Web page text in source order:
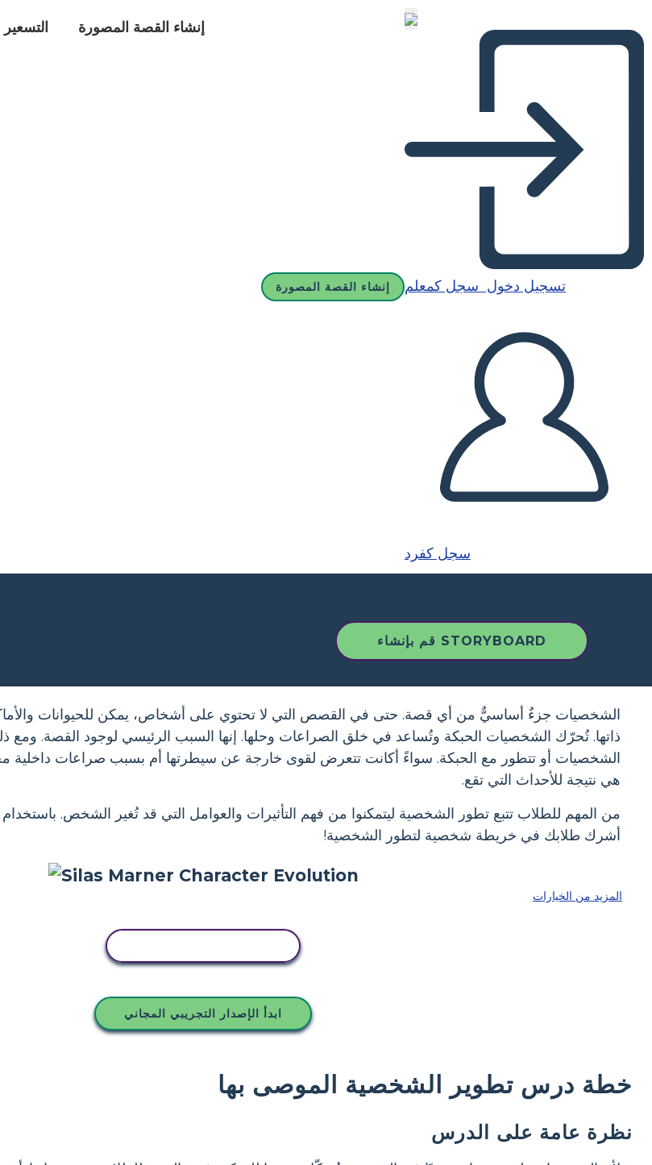
التسعير إنشاء القصة المصورة
إنشاء القصة المصورة تسجيل دخول سجل كمعلم
سجل كفرد
قم بإنشاء STORYBOARD
الشخصيات جزءٌ أساسيٌّ من أي قصة. حتى في القصص التي لا تحتوي على أشخاص، يمكن للحيوانات
ذاتها. تُحرّك الشخصيات الحبكة وتُساعد في خلق الصراعات وحلها. إنها السبب الرئيسي لوجود القصة. ومع ذلك،
الشخصيات أو تتطور مع الحبكة. سواءً أكانت تتعرض لقوى خارجة عن سيطرتها أم بسبب صراعات داخلية
هي نتيجة للأحداث التي تقع.
من المهم للطلاب تتبع تطور الشخصية ليتمكنوا من فهم التأثيرات والعوامل التي قد تُغير الشخص.
أشرك طلابك في خريطة شخصية لتطور الشخصية!
المزيد من الخيارات
ابدأ الإصدار التجريبي المجاني
خطة درس تطوير الشخصية الموصى بها
نظرة عامة على الدرس